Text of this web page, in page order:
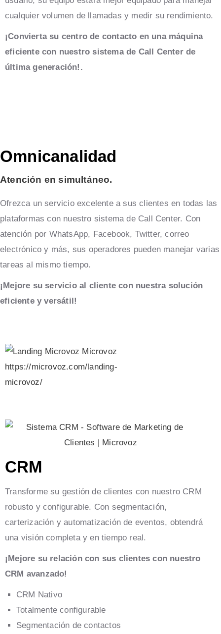
cualquier volumen de llamadas y medir su rendimiento.
¡Convierta su centro de contacto en una máquina
eficiente con nuestro sistema de Call Center de
última generación!.
Omnicanalidad
Atención en simultáneo.
Ofrezca un servicio excelente a sus clientes en todas las
plataformas con nuestro sistema de Call Center. Con
atención por WhatsApp, Facebook, Twitter, correo
electrónico y más, sus operadores pueden manejar varias
tareas al mismo tiempo.
¡Mejore su servicio al cliente con nuestra solución
eficiente y versátil!
CRM
Transforme su gestión de clientes con nuestro CRM
robusto y configurable. Con segmentación,
carterización y automatización de eventos, obtendrá
una visión completa y en tiempo real.
¡Mejore su relación con sus clientes con nuestro
CRM avanzado!
CRM Nativo
Totalmente configurable
Segmentación de contactos